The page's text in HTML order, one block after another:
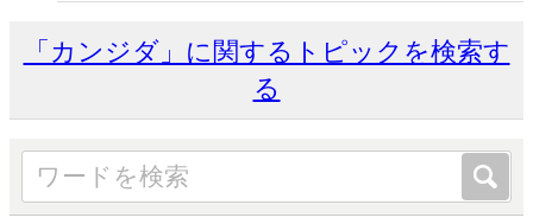
「カンジダ」に関するトピックを検索す
る